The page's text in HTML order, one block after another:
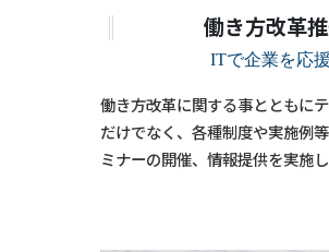
働き方改革
ITで企業を応
働き方改革に関する事とともに
だけでなく、各種制度や実施例
ミナーの開催、情報提供を実施し